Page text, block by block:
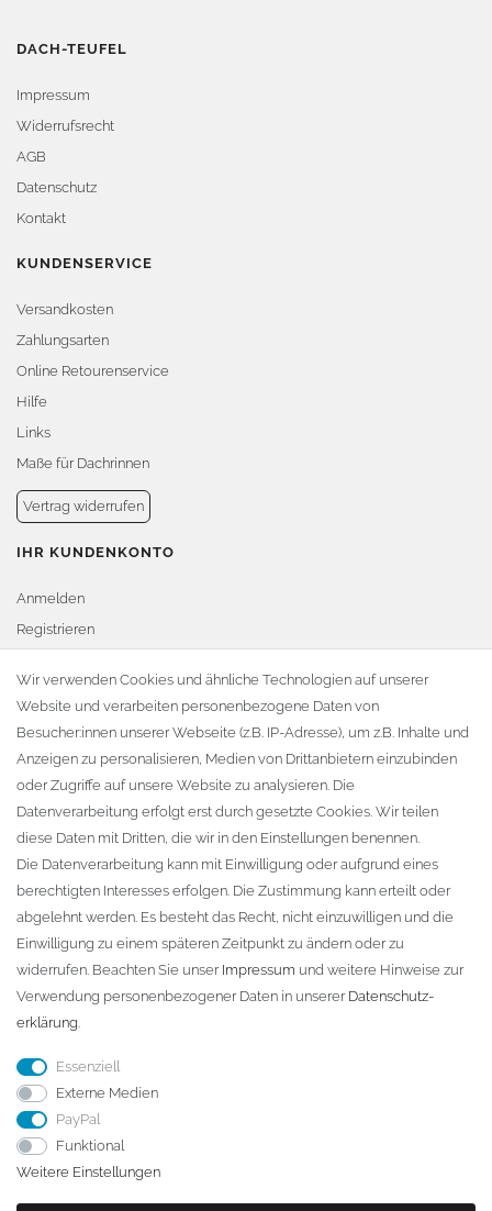
DACH-TEUFEL
Impressum
Widerrufsrecht
AGB
Datenschutz
Kontakt
KUNDENSERVICE
Versandkosten
Zahlungsarten
Online Retourenservice
Hilfe
Links
Maße für Dachrinnen
Vertrag widerrufen
IHR KUNDENKONTO
Anmelden
Registrieren
Warenkorb
Zur Kasse
KONTAKT
Fa. Steffen Jost
Söbrigener Weg 50
D-01796 Pirna
Telefon:+49 (0)3501 507295
info@dach-teufel.de
Wir verwenden Cookies und ähnliche Technologien auf unserer
Website und verarbeiten personenbezogene Daten von
Besucher:innen unserer Webseite (z.B. IP-Adresse), um z.B. Inhalte und
Anzeigen zu personalisieren, Medien von Drittanbietern einzubinden
oder Zugriffe auf unsere Website zu analysieren. Die
Datenverarbeitung erfolgt erst durch gesetzte Cookies. Wir teilen
diese Daten mit Dritten, die wir in den Einstellungen benennen.
Die Datenverarbeitung kann mit Einwilligung oder aufgrund eines
berechtigten Interesses erfolgen. Die Zustimmung kann erteilt oder
abgelehnt werden. Es besteht das Recht, nicht einzuwilligen und die
Einwilligung zu einem späteren Zeitpunkt zu ändern oder zu
widerrufen. Beachten Sie unser Impressum und weitere Hinweise zur
Verwendung personenbezogener Daten in unserer Daten­schutz­
erklärung.
Essenziell
Externe Medien
PayPal
Funktional
Weitere Einstellungen